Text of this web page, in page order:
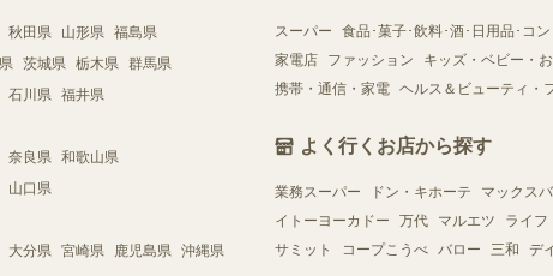
秋田県 山形県 福島県
茨城県 栃木県 群馬県
石川県 福井県
奈良県 和歌山県
山口県
大分県 宮崎県 鹿児島県 沖縄県
スーパー 食品･菓子･飲料･酒･日用品･コン
家電店
ファッション キッズ・ベビー・
携帯・通信・家電 ヘルス＆ビューティ・
よく行くお店から探す
業務スーパー ドン・キホーテ マックス
イトーヨーカドー
万代 マルエツ ライフ
サミット
コープこうべ バロー 三和 デ